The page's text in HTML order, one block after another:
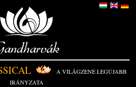
A VILÁGZENE LEGÚJABB
IRÁNYZATA